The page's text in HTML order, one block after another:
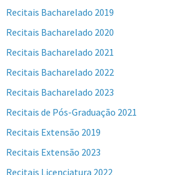
Recitais Bacharelado 2019
Recitais Bacharelado 2020
Recitais Bacharelado 2021
Recitais Bacharelado 2022
Recitais Bacharelado 2023
Recitais de Pós-Graduação 2021
Recitais Extensão 2019
Recitais Extensão 2023
Recitais Licenciatura 2022